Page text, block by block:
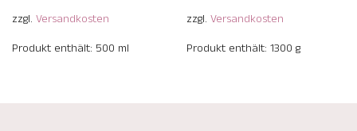
zzgl. Versandkosten
Produkt enthält: 500 ml
zzgl. Versandkosten
Produkt enthält: 1300 g